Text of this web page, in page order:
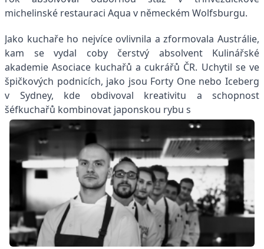
michelinské restauraci Aqua v německém Wolfsburgu.
Jako kuchaře ho nejvíce ovlivnila a zformovala Austrálie,
kam se vydal coby čerstvý absolvent Kulinářské
akademie Asociace kuchařů a cukrářů ČR. Uchytil se ve
špičkových podnicích, jako jsou Forty One nebo Iceberg
v Sydney, kde obdivoval kreativitu a schopnost
šéfkuchařů kombinovat japonskou rybu s